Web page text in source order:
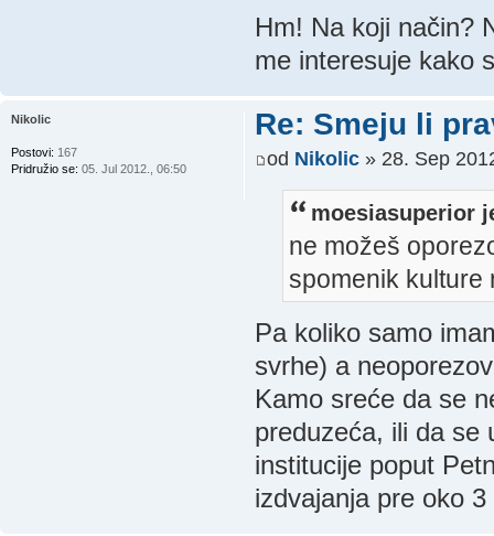
Hm! Na koji način?
me interesuje kako
Re: Smeju li
od Nikolic» 28. Sep
moesiasuperior
ne možeš
spomenik kulture
Pa koliko samo
svrhe) a
Kamo sreće da se
preduzeća, ili da se
institucije poput
izdvajanja pre oko 3
Nikolic
Postovi: 167
Pridružio se: 05. Jul 2012., 06:50